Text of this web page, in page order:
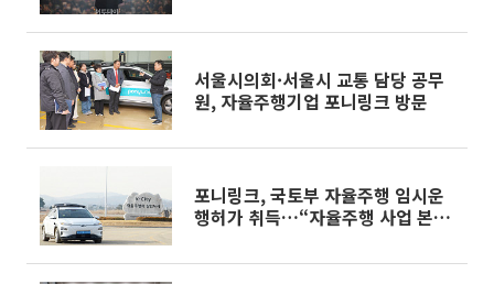
서울시의회·서울시 교통 담당 공무
원, 자율주행기업 포니링크 방문
포니링크, 국토부 자율주행 임시운
행허가 취득…“자율주행 사업 본격